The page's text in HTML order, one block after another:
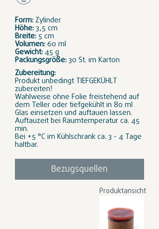
Form: Zylinder
Höhe:3,5 cm
Breite:5 cm
Volumen:60 ml
Gewicht:45 g
Packungsgröße:30 St. im Karton
Zubereitung:
Produkt unbedingt TIEFGEKÜHLT
zubereiten!
Wahlweise ohne Folie freistehend auf
dem Teller oder tiefgekühlt in 80 ml
Glas einsetzen und auftauen lassen.
Auftauzeit bei Raumtemperatur ca. 45
min.
Bei +5 °C im Kühlschrank ca. 3 - 4 Tage
haltbar.
Bezugsquellen
Produktansicht